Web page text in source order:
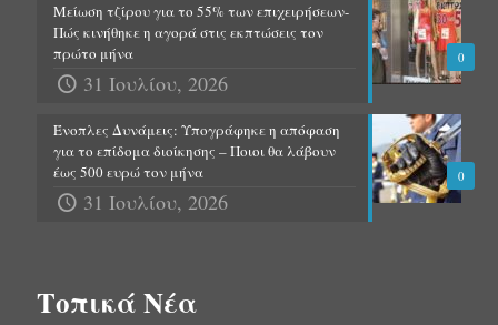
0
Μείωση τζίρου για το 55% των επιχειρήσεων-
Πώς κινήθηκε η αγορά στις εκπτώσεις τον
πρώτο μήνα
31 Ιουλίου, 2026
0
Ένοπλες Δυνάμεις: Υπογράφηκε η απόφαση
για το επίδομα διοίκησης – Ποιοι θα λάβουν
έως 500 ευρώ τον μήνα
31 Ιουλίου, 2026
Τοπικά Νέα